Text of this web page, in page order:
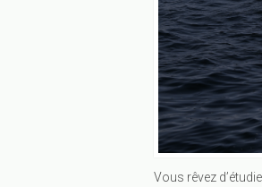
Vous rêvez